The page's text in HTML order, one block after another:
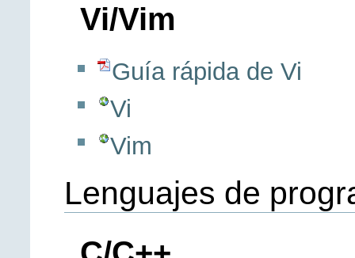
Vi/Vim
Guía rápida de Vi
Vi
Vim
Lenguajes de